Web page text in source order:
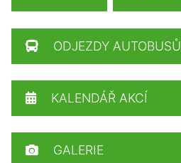
ODJEZDY AUTOBUSŮ
KALENDÁŘ AKCÍ
GALERIE